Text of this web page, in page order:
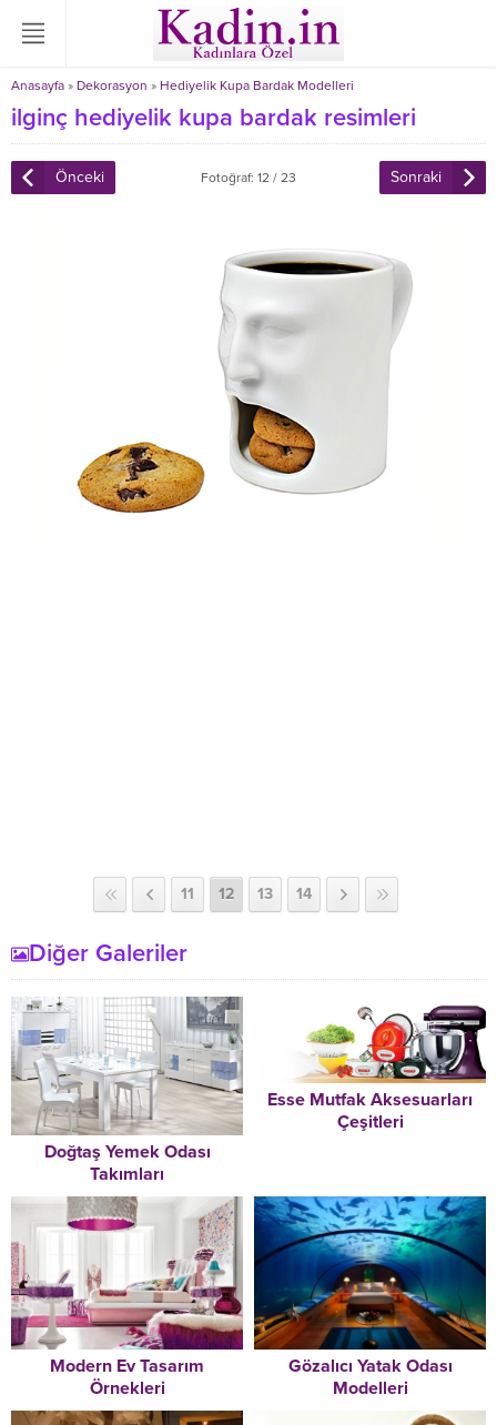
Anasayfa » Dekorasyon » Hediyelik Kupa Bardak Modelleri
ilginç hediyelik kupa bardak resimleri
Önceki Fotoğraf: 12 / 23 Sonraki
11 12 13 14
Diğer Galeriler
Doğtaş Yemek Odası
Takımları
Esse Mutfak Aksesuarları
Çeşitleri
Modern Ev Tasarım
Örnekleri
Gözalıcı Yatak Odası
Modelleri